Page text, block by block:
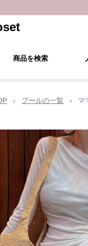
商品を検索
› プールの一覧 › マ